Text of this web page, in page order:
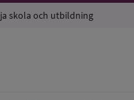
skola och utbildning